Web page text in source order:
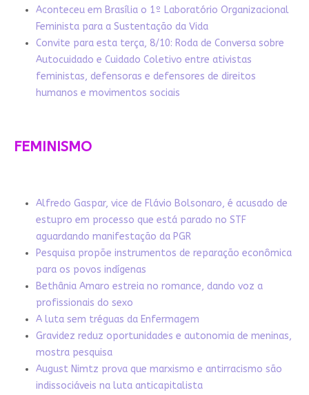
Aconteceu em Brasília o 1º Laboratório Organizacional
Feminista para a Sustentação da Vida
Convite para esta terça, 8/10: Roda de Conversa sobre
Autocuidado e Cuidado Coletivo entre ativistas
feministas, defensoras e defensores de direitos
humanos e movimentos sociais
FEMINISMO
Alfredo Gaspar, vice de Flávio Bolsonaro, é acusado de
estupro em processo que está parado no STF
aguardando manifestação da PGR
Pesquisa propõe instrumentos de reparação econômica
para os povos indígenas
Bethânia Amaro estreia no romance, dando voz a
profissionais do sexo
A luta sem tréguas da Enfermagem
Gravidez reduz oportunidades e autonomia de meninas,
mostra pesquisa
August Nimtz prova que marxismo e antirracismo são
indissociáveis na luta anticapitalista